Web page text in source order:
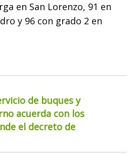
en San Lorenzo, 91 en
y 96 con grado 2 en
de buques y
acuerda con los
el decreto de